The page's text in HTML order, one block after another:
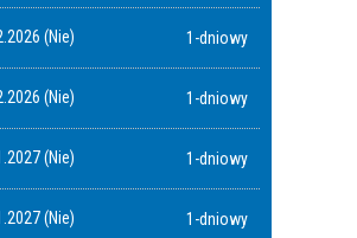
(Nie) 1-dniowy
(Nie) 1-dniowy
(Nie) 1-dniowy
(Nie) 1-dniowy